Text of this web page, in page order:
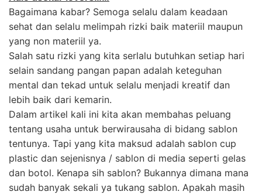
Bagaimana kabar? Semoga selalu dalam keadaan
sehat dan selalu melimpah rizki baik materiil maupun
yang non materiil ya.
Salah satu rizki yang kita serlalu butuhkan setiap hari
selain sandang pangan papan adalah keteguhan
mental dan tekad untuk selalu menjadi kreatif dan
lebih baik dari kemarin.
Dalam artikel kali ini kita akan membahas peluang
tentang usaha untuk berwirausaha di bidang sablon
tentunya. Tapi yang kita maksud adalah sablon cup
plastic dan sejenisnya / sablon di media seperti gelas
dan botol. Kenapa sih sablon? Bukannya dimana mana
sudah banyak sekali ya tukang sablon. Apakah masih